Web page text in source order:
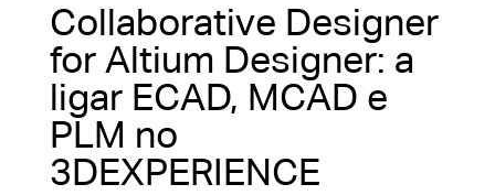
Collaborative Designer
for Altium Designer: a
ligar ECAD, MCAD e
PLM no
3DEXPERIENCE